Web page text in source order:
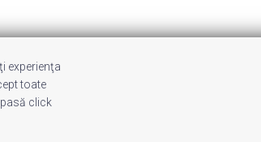
Contact
experienţa
toate
click